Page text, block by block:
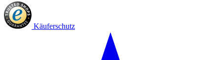
Käuferschutz